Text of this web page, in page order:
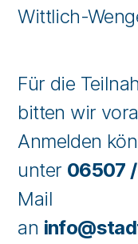
Wittlich-
Für die
bitten wir
Anmelden
unter 06507
Mail
an